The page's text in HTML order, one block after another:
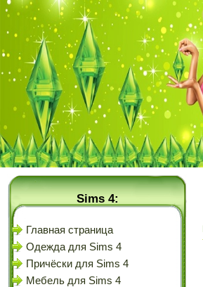
Sims 4:
Главная страница
Одежда для Sims 4
Причёски для Sims 4
Мебель для Sims 4